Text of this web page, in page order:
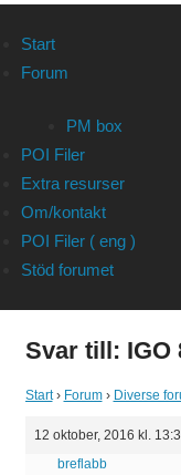
Start
Forum
PM box
POI Filer
Extra resurser
Om/kontakt
POI Filer ( eng )
Stöd forumet
Svar till: IGO
Start › Forum › Diverse
12 oktober, 2016 kl.
breflabb